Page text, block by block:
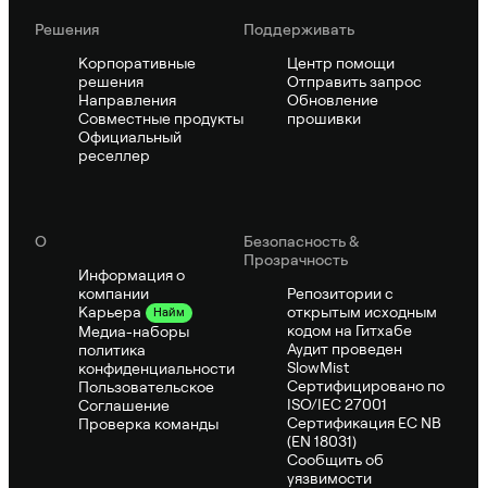
Решения
Корпоративные
решения
Направления
Совместные продукты
Официальный
реселлер
Поддерживать
Центр помощи
Отправить запрос
Обновление
прошивки
О
Информация о
компании
Карьера
Найм
Медиа-наборы
политика
конфиденциальности
Пользовательское
Соглашение
Проверка команды
Безопасность &
Прозрачность
Репозитории с
открытым исходным
кодом на Гитхабе
Аудит проведен
SlowMist
Сертифицировано по
ISO/IEC 27001
Сертификация ЕС NB
(EN 18031)
Сообщить об
уязвимости